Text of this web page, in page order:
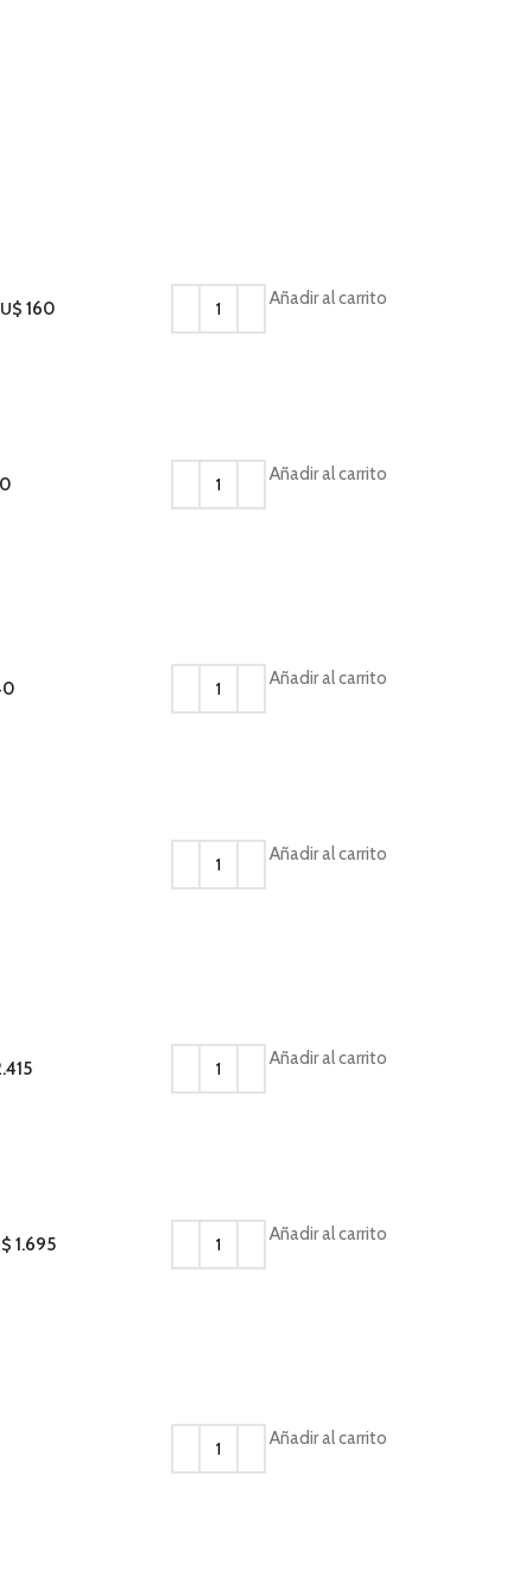
160 Añadir al carrito
Añadir al carrito
Añadir al carrito
Añadir al carrito
Añadir al carrito
1.695 Añadir al carrito
Añadir al carrito